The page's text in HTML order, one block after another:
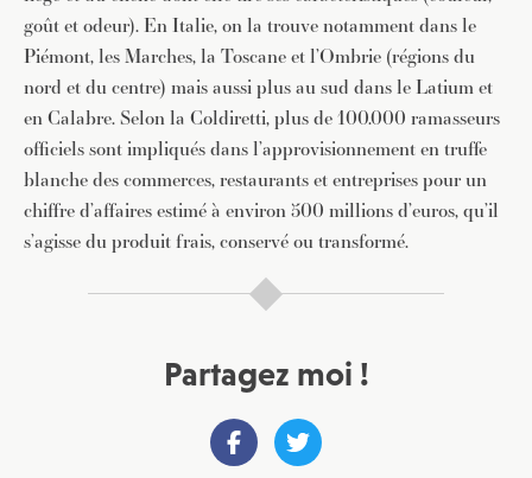
goût et odeur). En Italie, on la trouve notamment dans le
Piémont, les Marches, la Toscane et l’Ombrie (régions du
nord et du centre) mais aussi plus au sud dans le Latium et
en Calabre. Selon la Coldiretti, plus de 100.000 ramasseurs
officiels sont impliqués dans l’approvisionnement en truffe
blanche des commerces, restaurants et entreprises pour un
chiffre d’affaires estimé à environ 500 millions d’euros, qu’il
s’agisse du produit frais, conservé ou transformé.
Partagez moi !